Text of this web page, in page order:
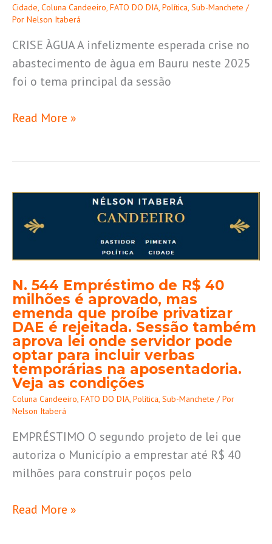
Cidade, Coluna Candeeiro, FATO DO DIA, Política, Sub-Manchete /
Por Nelson Itaberá
CRISE ÀGUA A infelizmente esperada crise no
abastecimento de àgua em Bauru neste 2025
foi o tema principal da sessão
Read More »
N. 544 Empréstimo de R$ 40
milhões é aprovado, mas
emenda que proíbe privatizar
DAE é rejeitada. Sessão também
aprova lei onde servidor pode
optar para incluir verbas
temporárias na aposentadoria.
Veja as condições
Coluna Candeeiro, FATO DO DIA, Política, Sub-Manchete / Por
Nelson Itaberá
EMPRÉSTIMO O segundo projeto de lei que
autoriza o Município a emprestar até R$ 40
milhões para construir poços pelo
544
Empréstimo
de
40
milhões
é
aprovado,
mas
emenda
que
proíbe
privatizar
DAE
é
Sessão
Read More »